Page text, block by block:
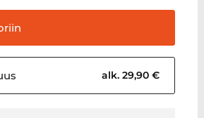
alk. 29,90 €